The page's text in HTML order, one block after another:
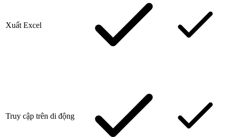
Xuất Excel
Truy cập trên di động